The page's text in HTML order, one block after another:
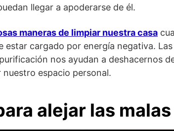
llegar a apoderarse de él.
maneras de limpiar nuestra casa
estar cargado por energía negativa.
nos ayudan a deshacernos
espacio personal.
alejar las